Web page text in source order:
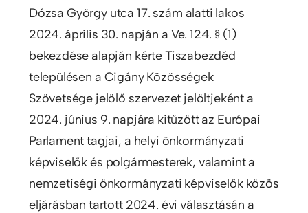
Dózsa György utca 17. szám alatti lakos
2024. április 30. napján a Ve. 124. § (1)
bekezdése alapján kérte Tiszabezdéd
településen a Cigány Közösségek
Szövetsége jelölő szervezet jelöltjeként a
2024. június 9. napjára kitűzött az Európai
Parlament tagjai, a helyi önkormányzati
képviselők és polgármesterek, valamint a
nemzetiségi önkormányzati képviselők közös
eljárásban tartott 2024. évi választásán a